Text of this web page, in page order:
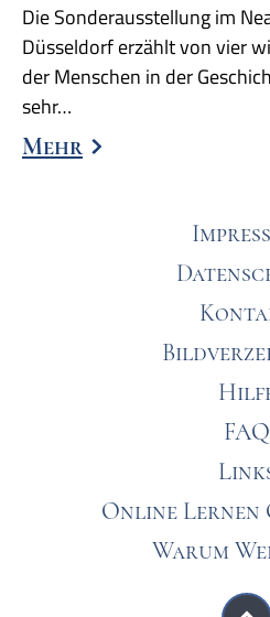
Die Sonderausstellung im
Düsseldorf erzählt von vier
der Menschen in der
sehr…
Mehr
FAQ
Online Lernen
Warum